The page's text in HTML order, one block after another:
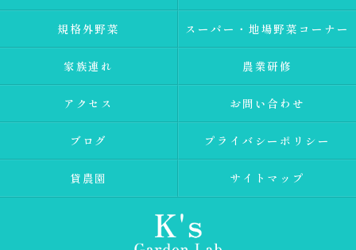
規格外野菜 スーパー・地場野菜コーナー
家族連れ 農業研修
アクセス お問い合わせ
ブログ プライバシーポリシー
貸農園 サイトマップ